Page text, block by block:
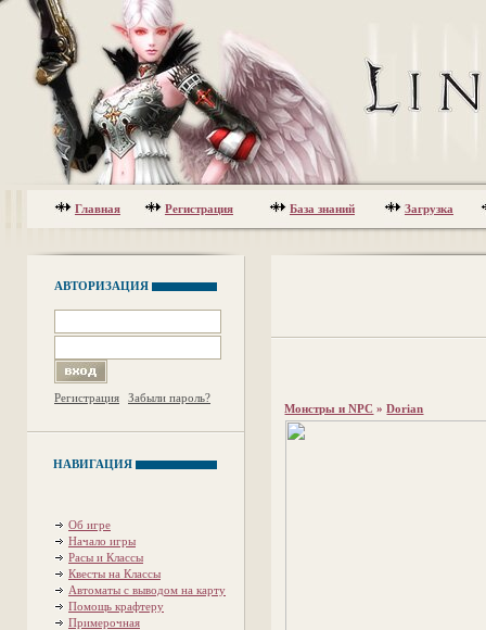
Главная Регистрация База знаний Загрузка
АВТОРИЗАЦИЯ
Регистрация Забыли пароль?
НАВИГАЦИЯ
Об игре
Начало игры
Расы и Классы
Квесты на Классы
Автоматы с выводом на карту
Помощь крафтеру
Примерочная
Монстры и NPC »Dorian